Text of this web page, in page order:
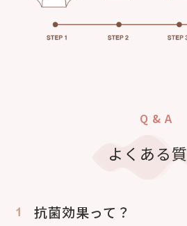
Q & A
よくある
抗菌効果って？